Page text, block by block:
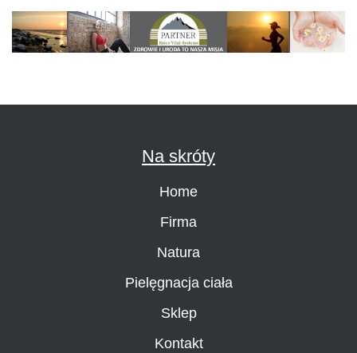
Na skróty
Home
Firma
Natura
Pielęgnacja ciała
Sklep
Kontakt